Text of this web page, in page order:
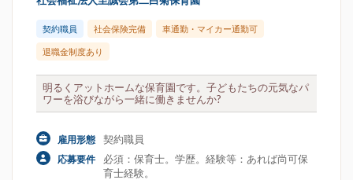
契約職員 社会保険完備 車通勤・マイカー通勤可
退職金制度あり
明るくアットホームな保育園です。子どもたちの元気なパ
ワーを浴びながら一緒に働きませんか?
雇用形態 契約職員
応募要件
必須：保育士。学歴。経験等：あれば尚可保
育士経験。